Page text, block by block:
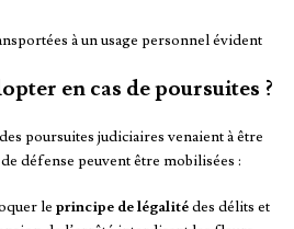
à un usage personnel évident
en cas de poursuites ?
poursuites judiciaires venaient à être
défense peuvent être mobilisées :
le principe de légalitédes délits et